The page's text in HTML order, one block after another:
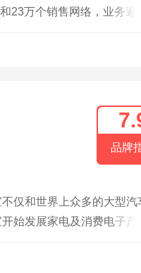
23万个销售网络，业务遍
、制造和销售网络。
品牌
仅和世界上众多的大型汽
始发展家电及消费电子产